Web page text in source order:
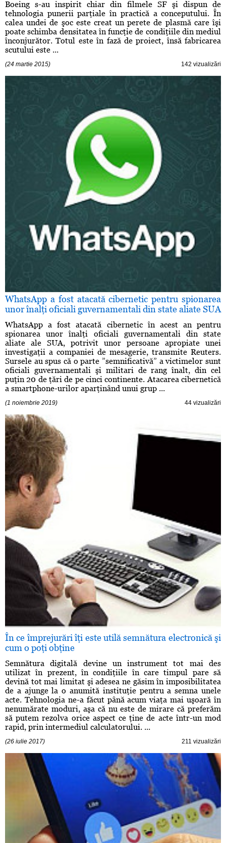
Boeing s-au inspirit chiar din filmele SF şi dispun de
tehnologia punerii parţiale în practică a conceputului. În
calea undei de şoc este creat un perete de plasmă care îşi
poate schimba densitatea în funcţie de condiţiile din mediul
înconjurător. Totul este în fază de proiect, însă fabricarea
scutului este ...
(24 martie 2015) 142 vizualizări
WhatsApp a fost atacată cibernetic pentru spionarea
unor înalţi oficiali guvernamentali din state aliate SUA
WhatsApp a fost atacată cibernetic în acest an pentru
spionarea unor înalţi oficiali guvernamentali din state
aliate ale SUA, potrivit unor persoane apropiate unei
investigaţii a companiei de mesagerie, transmite Reuters.
Sursele au spus că o parte ”semnificativă” a victimelor sunt
oficiali guvernamentali şi militari de rang înalt, din cel
puţin 20 de ţări de pe cinci continente. Atacarea cibernetică
a smartphone-urilor aparţinând unui grup ...
(1 noiembrie 2019) 44 vizualizări
În ce împrejurări îţi este utilă semnătura electronică şi
cum o poţi obţine
Semnătura digitală devine un instrument tot mai des
utilizat în prezent, în condiţiile în care timpul pare să
devină tot mai limitat şi adesea ne găsim în imposibilitatea
de a ajunge la o anumită instituţie pentru a semna unele
acte. Tehnologia ne-a făcut până acum viaţa mai uşoară în
nenumărate moduri, aşa că nu este de mirare că preferăm
să putem rezolva orice aspect ce ţine de acte într-un mod
rapid, prin intermediul calculatorului. ...
(26 iulie 2017) 211 vizualizări